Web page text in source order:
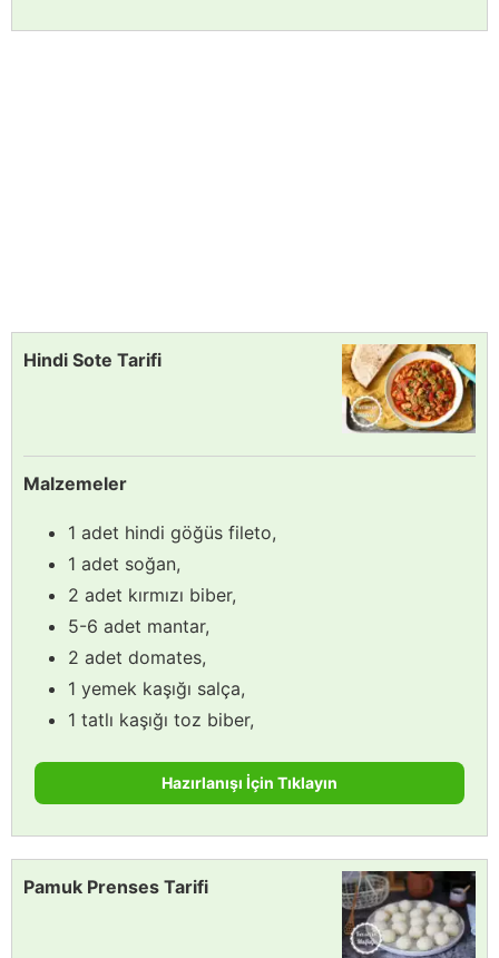
Hindi Sote Tarifi
Malzemeler
1 adet hindi göğüs fileto,
1 adet soğan,
2 adet kırmızı biber,
5-6 adet mantar,
2 adet domates,
1 yemek kaşığı salça,
1 tatlı kaşığı toz biber,
Hazırlanışı İçin Tıklayın
Pamuk Prenses Tarifi